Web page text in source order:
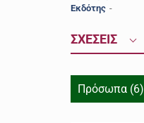
Εκδότης -
ΣΧΕΣΕΙΣ
Πρόσωπα (6)